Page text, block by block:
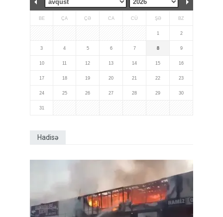
BE ÇA ÇƏ CA CÜ ŞƏ BZ
1 2
3 4 5 6 7 8 9
10 11 12 13 14 15 16
17 18 19 20 21 22 23
24 25 26 27 28 29 30
31
Hadisə